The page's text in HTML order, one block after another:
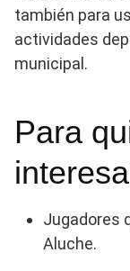
también para
actividades
municipal.
Para
Jugadores
Aluche.